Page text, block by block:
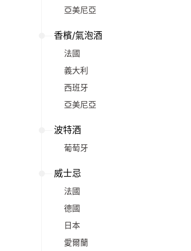
亞美尼亞
香檳/氣泡酒
法國
義大利
西班牙
亞美尼亞
波特酒
葡萄牙
威士忌
法國
德國
日本
愛爾蘭